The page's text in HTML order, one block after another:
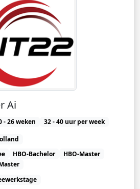
Ai
- 26 weken
32 - 40 uur per week
HBO-Bachelor
HBO-Master